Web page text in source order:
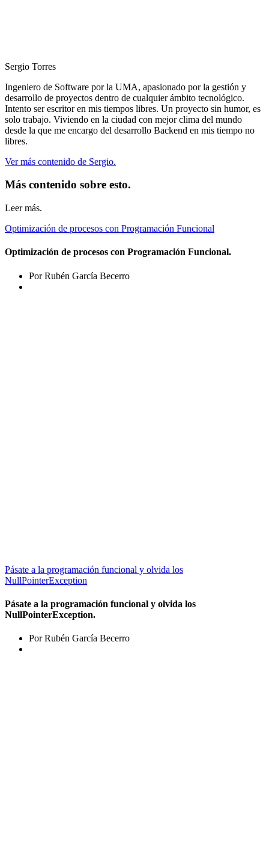
Sergio Torres
Ingeniero de Software por la UMA, apasionado por la gestión y
desarrollo de proyectos dentro de cualquier ámbito tecnológico.
Intento ser escritor en mis tiempos libres. Un proyecto sin humor, es
solo trabajo. Viviendo en la ciudad con mejor clima del mundo
desde la que me encargo del desarrollo Backend en mis tiempo no
libres.
Ver más contenido de Sergio.
Más contenido sobre esto.
Leer más.
Optimización de procesos con Programación Funcional
Optimización de procesos con Programación Funcional.
Por Rubén García Becerro
Pásate a la programación funcional y olvida los
NullPointerException
Pásate a la programación funcional y olvida los
NullPointerException.
Por Rubén García Becerro